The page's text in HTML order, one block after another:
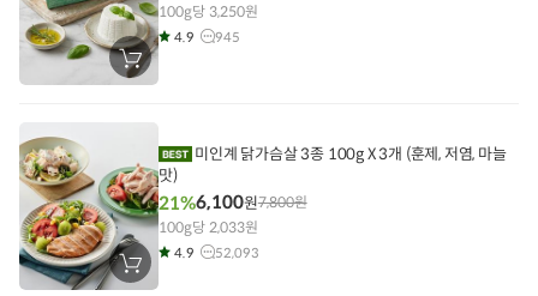
장
바
100g당 3,250원
4.9 945
장
바
맛)
21%6,100원7,800원
100g당 2,033원
4.9 52,093